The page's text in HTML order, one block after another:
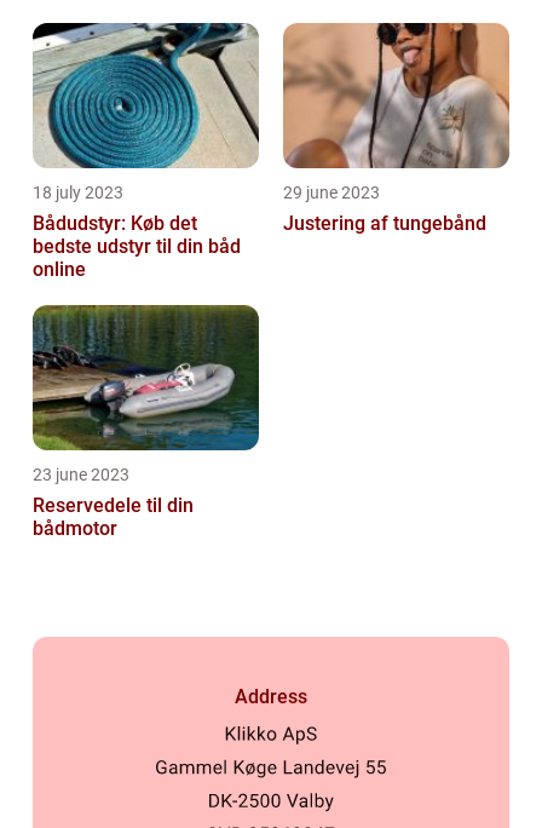
18 july 2023
Bådudstyr: Køb det
bedste udstyr til din båd
online
29 june 2023
Justering af tungebånd
23 june 2023
Reservedele til din
bådmotor
Address